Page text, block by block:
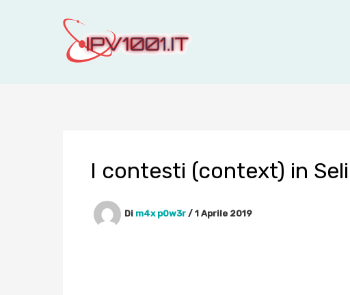
I contesti (context) in
Di m4x p0w3r / 1 Aprile 2019